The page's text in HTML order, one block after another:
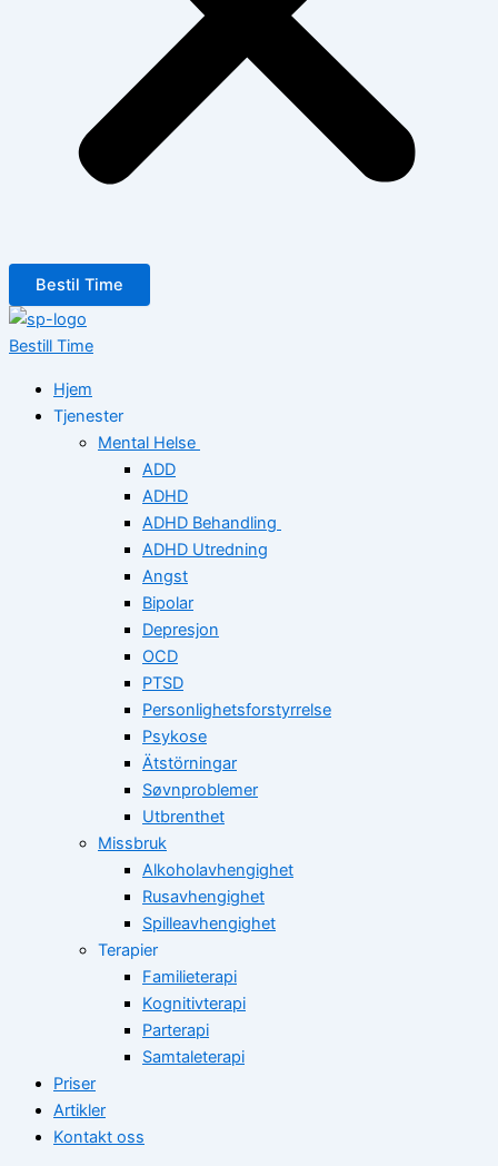
Bestil Time
Bestill Time
Hjem
Tjenester
Mental Helse
ADD
ADHD
ADHD Behandling
ADHD Utredning
Angst
Bipolar
Depresjon
OCD
PTSD
Personlighetsforstyrrelse
Psykose
Ätstörningar
Søvnproblemer
Utbrenthet
Missbruk
Alkoholavhengighet
Rusavhengighet
Spilleavhengighet
Terapier
Familieterapi
Kognitivterapi
Parterapi
Samtaleterapi
Priser
Artikler
Kontakt oss